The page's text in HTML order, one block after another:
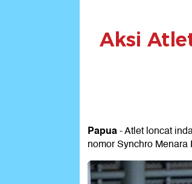
Aksi
Papua- Atlet loncat
nomor Synchro